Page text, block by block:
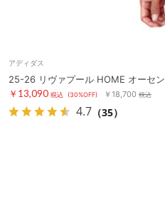
アディダス
25-26 リヴァプール HOME オーセ
￥13,090 税込 (30%OFF) ￥18,700 税込
4.7 （35）